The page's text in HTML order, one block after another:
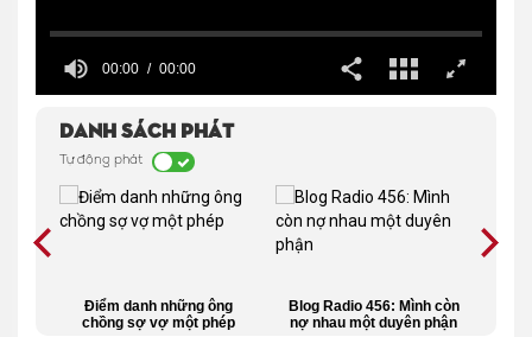
00:00 00:00
Danh sách phát
Tự động phát
Điểm danh những ông
chồng sợ vợ một phép
Blog Radio 456: Mình còn
nợ nhau một duyên phận